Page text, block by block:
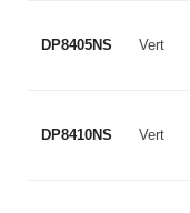
DP8405NS Vert
DP8410NS Vert